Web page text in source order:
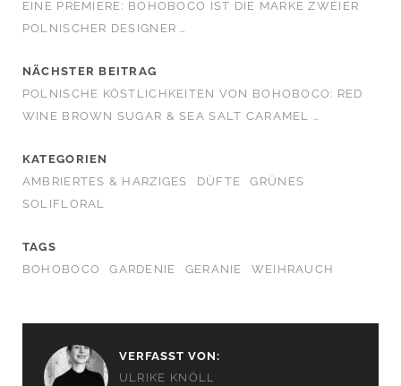
EINE PREMIERE: BOHOBOCO IST DIE MARKE ZWEIER
POLNISCHER DESIGNER …
NÄCHSTER BEITRAG
POLNISCHE KÖSTLICHKEITEN VON BOHOBOCO: RED
WINE BROWN SUGAR & SEA SALT CARAMEL …
KATEGORIEN
AMBRIERTES & HARZIGES
DÜFTE
GRÜNES
SOLIFLORAL
TAGS
BOHOBOCO
GARDENIE GERANIE WEIHRAUCH
VERFASST VON:
ULRIKE KNÖLL